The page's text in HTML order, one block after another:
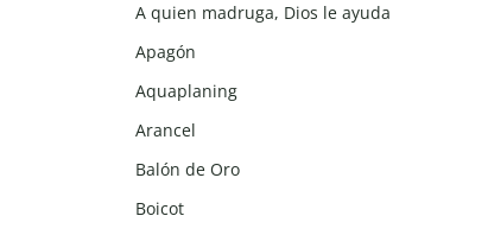
A quien madruga, Dios le ayuda
Apagón
Aquaplaning
Arancel
Balón de Oro
Boicot